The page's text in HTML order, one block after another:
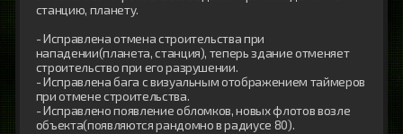
станцию, планету.
- Исправлена отмена строительства при
нападении(планета, станция), теперь здание отменяет
строительство при его разрушении.
- Исправлена бага с визуальным отображением таймеров
при отмене строительства.
- Исправлено появление обломков, новых флотов возле
объекта(появляются рандомно в радиусе 80).